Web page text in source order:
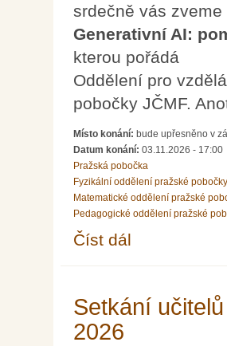
srdečně vás
Generativní AI:
kterou pořádá
Oddělení pro
pobočky JČMF.
Místo konání: bude upřesněno v
Datum konání: 03.11.2026 - 17:00
Pražská pobočka
Fyzikální oddělení pražské pobočky
Matematické oddělení pražské
Pedagogické oddělení pražské
Číst dál
Setkání
2026